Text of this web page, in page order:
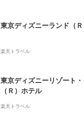
東京ディズニーランド（
楽天トラベル
東京ディズニーリゾート
（Ｒ）ホテル
楽天トラベル